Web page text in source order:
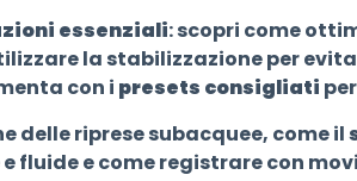
essenziali: scopri come
la stabilizzazione per
con i presets consigliati
delle riprese subacquee, come il
fluide e come registrare con